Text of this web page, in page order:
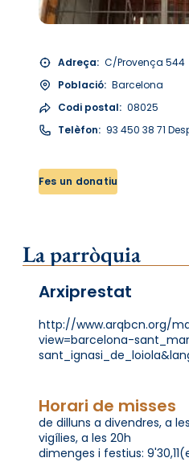
Adreça: C/Provença 544
Població: Barcelona
Codi postal: 08025
Telèfon: 93 450 38 71
Fes un donatiu
La parròquia
Arxiprestat
http://www.arqbcn.org/
view=barcelona-
Horari de misses
de dilluns a divendres, a
vigílies, a les 20h
dimenges i festius: